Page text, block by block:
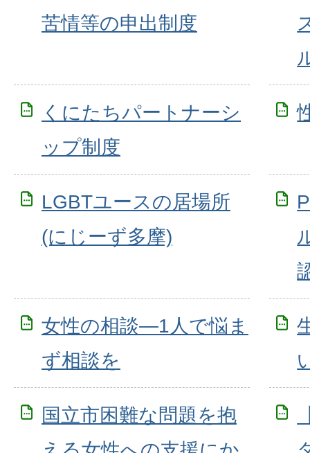
苦情等の申出制度
くにたちパートナーシ
ップ制度
LGBTユースの居場所
(にじーず多摩)
女性の相談―1人で悩ま
ず相談を
国立市困難な問題を抱